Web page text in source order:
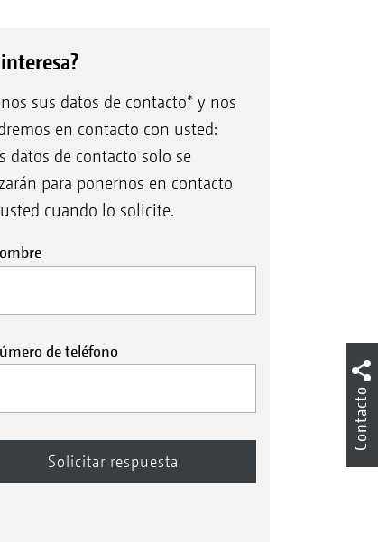
sus datos de contacto* y nos
en contacto con usted:
datos de contacto solo se
para ponernos en contacto
cuando lo solicite.
de teléfono
Contacto